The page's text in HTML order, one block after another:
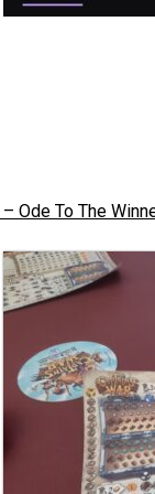
Ode To The